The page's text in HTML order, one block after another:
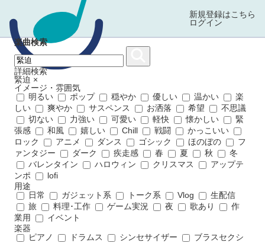
新規登録はこちら
ログイン
楽曲検索
詳細検索
緊迫 ×
イメージ・雰囲気
明るい
ポップ 穏やか 優しい 温かい
楽
しい
爽やか サスペンス お洒落 希望
不思議
切ない
力強い 可愛い 軽快 懐かしい
緊
張感
和風 嬉しい Chill 戦闘
かっこいい
ロック
アニメ ダンス ゴシック ほのぼの
フ
ァンタジー
ダーク 疾走感 春 夏 秋
冬
バレンタイン
ハロウィン クリスマス
アップテ
ンポ
lofi
用途
日常
ガジェット系 トーク系 Vlog
生配信
旅
料理･工作 ゲーム実況 夜 歌あり
作
業用
イベント
楽器
ピアノ
ドラムス シンセサイザー
ブラスセクシ